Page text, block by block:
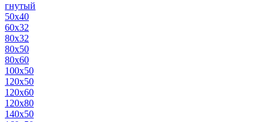
гнутый
50х40
60х32
80х32
80х50
80х60
100х50
120х50
120х60
120х80
140х50